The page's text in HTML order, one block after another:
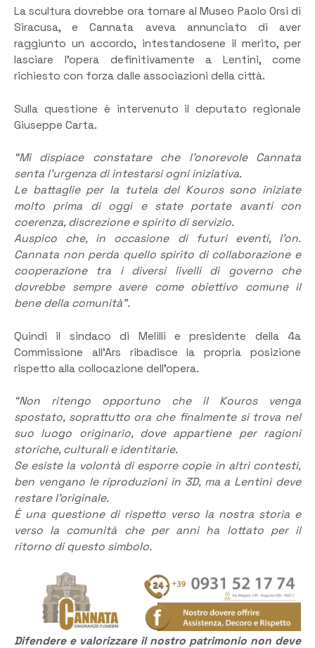
La scultura dovrebbe ora tornare al Museo Paolo Orsi di
Siracusa, e Cannata aveva annunciato di aver
raggiunto un accordo, intestandosene il merito, per
lasciare l’opera definitivamente a Lentini, come
richiesto con forza dalle associazioni della città.
Sulla questione è intervenuto il deputato regionale
Giuseppe Carta.
“Mi dispiace constatare che l’onorevole Cannata
senta l’urgenza di intestarsi ogni iniziativa.
Le battaglie per la tutela del Kouros sono iniziate
molto prima di oggi e state portate avanti con
coerenza, discrezione e spirito di servizio.
Auspico che, in occasione di futuri eventi, l’on.
Cannata non perda quello spirito di collaborazione e
cooperazione tra i diversi livelli di governo che
dovrebbe sempre avere come obiettivo comune il
bene della comunità”.
Quindi il sindaco di Melilli e presidente della 4a
Commissione all’Ars ribadisce la propria posizione
rispetto alla collocazione dell’opera.
“Non ritengo opportuno che il Kouros venga
spostato, soprattutto ora che finalmente si trova nel
suo luogo originario, dove appartiene per ragioni
storiche, culturali e identitarie.
Se esiste la volontà di esporre copie in altri contesti,
ben vengano le riproduzioni in 3D, ma a Lentini deve
restare l’originale.
È una questione di rispetto verso la nostra storia e
verso la comunità che per anni ha lottato per il
ritorno di questo simbolo.
Difendere e valorizzare il nostro patrimonio non deve